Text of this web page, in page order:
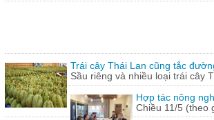
Trái cây Thái Lan cũng tắc
Sầu riêng và nhiều loại trái cây
Hợp tác nông
Chiều 11/5 (theo